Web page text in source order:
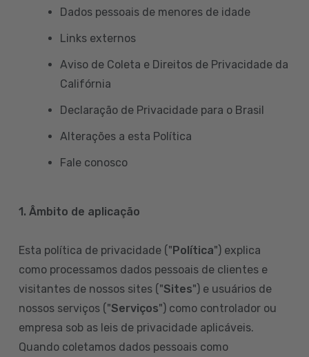
Dados pessoais de menores de idade
Links externos
Aviso de Coleta e Direitos de Privacidade da
Califórnia
Declaração de Privacidade para o Brasil
Alterações a esta Política
Fale conosco
1. Âmbito de aplicação
Esta política de privacidade ("Política") explica
como processamos dados pessoais de clientes e
visitantes de nossos sites ("Sites") e usuários de
nossos serviços ("Serviços") como controlador ou
empresa sob as leis de privacidade aplicáveis.
Quando coletamos dados pessoais como